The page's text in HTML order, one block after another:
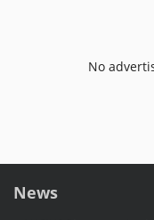
No
News